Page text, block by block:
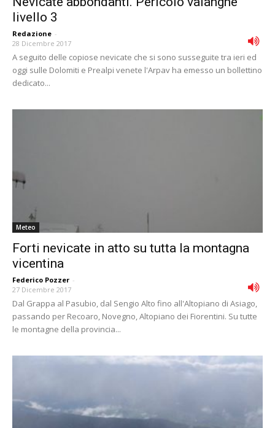
livello 3
Redazione -
28 Dicembre 2017
A seguito delle copiose nevicate che si sono susseguite tra ieri ed
oggi sulle Dolomiti e Prealpi venete l'Arpav ha emesso un bollettino
dedicato...
Meteo
Forti nevicate in atto su tutta la montagna
vicentina
Federico Pozzer -
27 Dicembre 2017
Dal Grappa al Pasubio, dal Sengio Alto fino all'Altopiano di Asiago,
passando per Recoaro, Novegno, Altopiano dei Fiorentini. Su tutte
le montagne della provincia...